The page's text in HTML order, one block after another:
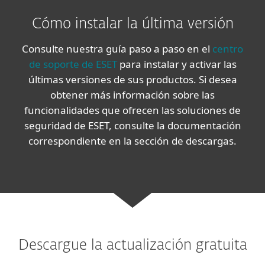
Cómo instalar la última versión
Consulte nuestra guía paso a paso en el centro
de soporte de ESETpara instalar y activar las
últimas versiones de sus productos. Si desea
obtener más información sobre las
funcionalidades que ofrecen las soluciones de
seguridad de ESET, consulte la documentación
correspondiente en la sección de descargas.
Descargue la actualización gratuita